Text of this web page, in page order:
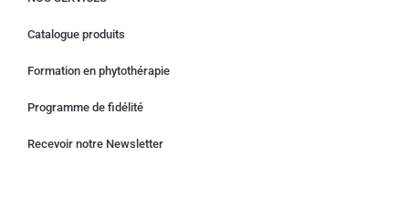
Catalogue produits
Formation en phytothérapie
Programme de fidélité
Recevoir notre Newsletter